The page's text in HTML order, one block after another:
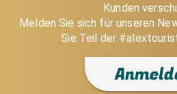
Kunden
Melden Sie sich für unseren
Sie Teil der